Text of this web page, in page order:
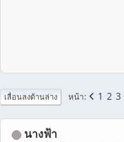
เลื่อนลงด้านล่าง หน้า 1 2 3
นางฟ้า